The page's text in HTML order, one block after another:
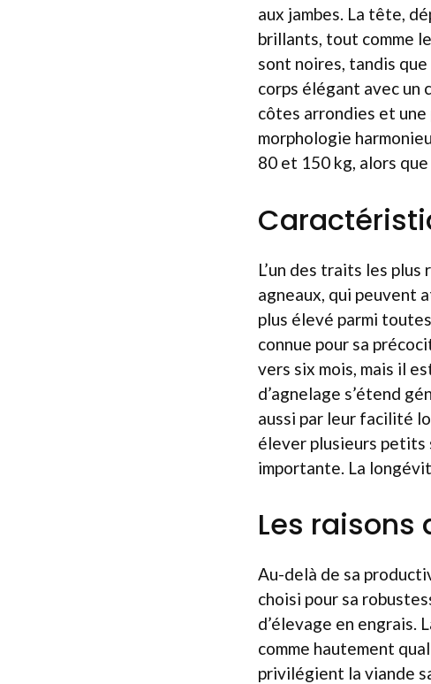
aux jambes. La tête,
brillants, tout comme
sont noires, tandis
corps élégant avec un
côtes arrondies et
morphologie
80 et 150 kg, alors
L’un des traits les
agneaux, qui peuvent
plus élevé parmi
connue pour sa
vers six mois, mais il
d’agnelage s’étend
aussi par leur facilité
élever plusieurs petits
importante. La
Les raisons
Au-delà de sa
choisi pour sa
d’élevage en engrais.
comme hautement
privilégient la viande